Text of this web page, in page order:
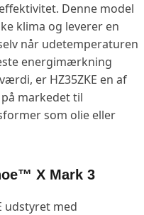
Denne model
klima og leverer en
når udetemperaturen
energimærkning
er HZ35ZKE en af
markedet til
som olie eller
X Mark 3
udstyret med